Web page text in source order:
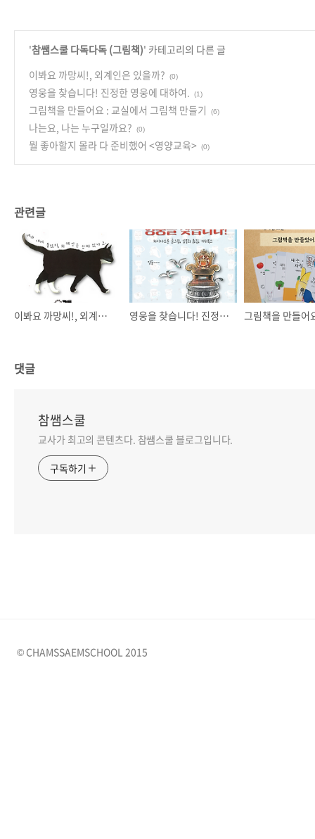
'참쌤스쿨 다독다독 (그림책)' 카테고리의 다른 글
이봐요 까망씨!, 외계인은 있을까?
(0)
영웅을 찾습니다! 진정한 영웅에 대하여. (1)
그림책을 만들어요 : 교실에서 그림책 만들기 (6)
나는요, 나는 누구일까요? (0)
뭘 좋아할지 몰라 다 준비했어 <영양교육> (0)
관련글
이봐요 까망씨!, 외계인은 있을까? 영웅을 찾습니다! 진정한 영웅에 대하여.
댓글
참쌤스쿨
교사가 최고의 콘텐츠다. 참쌤스쿨 블로그입니다.
구독하기
© CHAMSSAEMSCHOOL 2015